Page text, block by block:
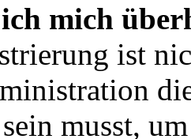
mich
ist
musst,